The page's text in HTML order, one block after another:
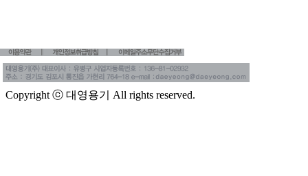
Copyright ⓒ 대영용기 All rights reserved.